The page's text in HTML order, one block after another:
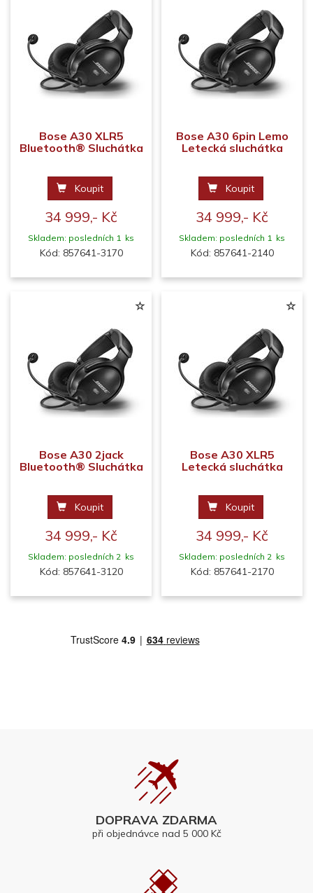
Bose A30 XLR5
Bluetooth® Sluchátka
Koupit
34 999,- Kč
Skladem: posledních 1 ks
Kód: 857641-3170
Bose A30 6pin Lemo
Letecká sluchátka
Koupit
34 999,- Kč
Skladem: posledních 1 ks
Kód: 857641-2140
Bose A30 2jack
Bluetooth® Sluchátka
Koupit
34 999,- Kč
Skladem: posledních 2 ks
Kód: 857641-3120
Bose A30 XLR5
Letecká sluchátka
Koupit
34 999,- Kč
Skladem: posledních 2 ks
Kód: 857641-2170
DOPRAVA ZDARMA
při objednávce nad 5 000 Kč